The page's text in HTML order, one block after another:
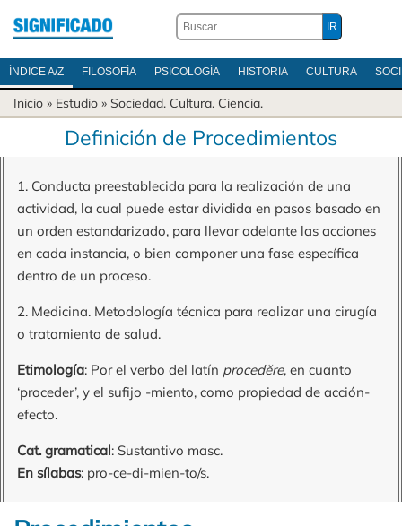
ÍNDICE A/Z FILOSOFÍA PSICOLOGÍA HISTORIA CULTURA
Inicio » Estudio » Sociedad. Cultura. Ciencia.
Definición de Procedimientos
1. Conducta preestablecida para la realización de una
actividad, la cual puede estar dividida en pasos basado en
un orden estandarizado, para llevar adelante las acciones
en cada instancia, o bien componer una fase específica
dentro de un proceso.
2. Medicina. Metodología técnica para realizar una cirugía
o tratamiento de salud.
Etimología: Por el verbo del latín procedĕre, en cuanto
‘proceder’, y el sufijo -miento, como propiedad de acción-
efecto.
Cat. gramatical: Sustantivo masc.
En sílabas: pro-ce-di-mien-to/s.